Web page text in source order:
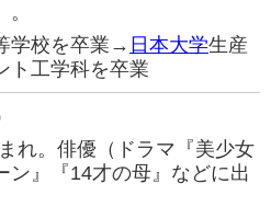
学校を卒業→ 日本大学生産
ト工学科を卒業
れ。俳優（ドラマ『美少女
ン』『14才の母』などに出